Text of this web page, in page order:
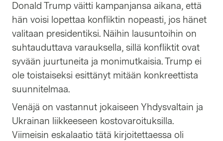
Donald Trump väitti kampanjansa aikana, että
hän voisi lopettaa konfliktin nopeasti, jos hänet
valitaan presidentiksi. Näihin lausuntoihin on
suhtauduttava varauksella, sillä konfliktit ovat
syvään juurtuneita ja monimutkaisia. Trump ei
ole toistaiseksi esittänyt mitään konkreettista
suunnitelmaa.
Venäjä on vastannut jokaiseen Yhdysvaltain ja
Ukrainan liikkeeseen kostovaroituksilla.
Viimeisin eskalaatio tätä kirjoitettaessa oli